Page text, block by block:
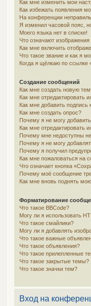
Как мне изменить мои
Как избежать появления
На конференции
Я изменил часовой пояс,
Моего языка нет в списке!
Что означают
Как мне включить
Что такое звание и как я
Когда я щёлкаю по ссылке
Создание сообщений
Как мне создать новую
Как мне отредактировать
Как мне добавить
Как мне создать опрос?
Почему я не могу
Как мне отредактировать
Почему мне недоступны
Почему я не могу
Почему я получил
Как мне пожаловаться на
Что означает кнопка
Почему моё сообщение
Как мне вновь поднять
Форматирование
Что такое BBCode?
Могу ли я использовать
Что такое смайлики?
Могу ли я добавлять
Что такое важные
Что такое объявления?
Что такое прилепленные
Что такое закрытые темы?
Что такое значки тем?
Вход на